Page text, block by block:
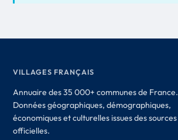
VILLAGES FRANÇAIS
Annuaire des 35 000+ communes de France.
Données géographiques, démographiques,
économiques et culturelles issues des sources
officielles.